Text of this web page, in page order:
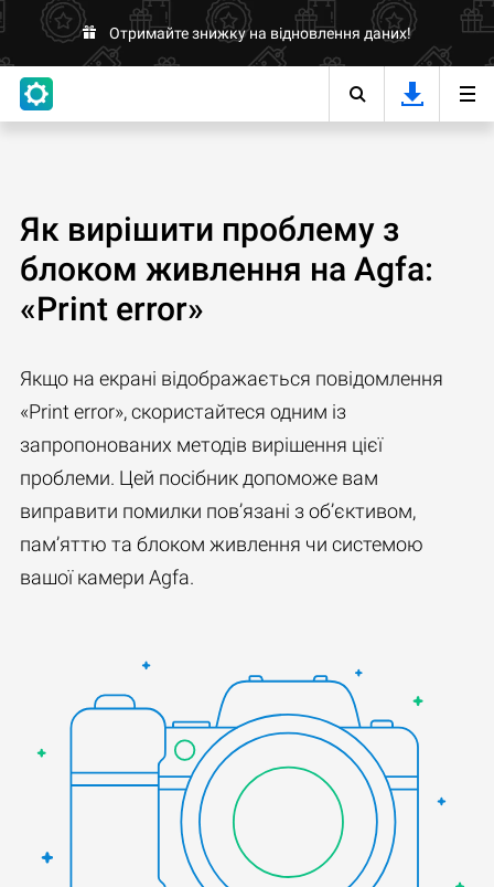
Отримайте знижку на відновлення даних!
Як вирішити проблему з
блоком живлення на Agfa:
«Print error»
Якщо на екрані відображається повідомлення
«Print error», скористайтеся одним із
запропонованих методів вирішення цієї
проблеми. Цей посібник допоможе вам
виправити помилки пов’язані з об’єктивом,
пам’яттю та блоком живлення чи системою
вашої камери Agfa.